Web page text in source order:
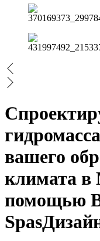
вашего
климата в
помощью
Spas